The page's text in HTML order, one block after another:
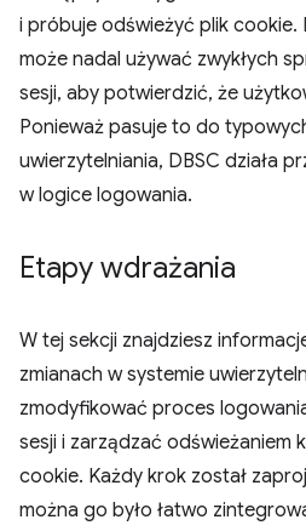
i próbuje odświeżyć plik cookie.
może nadal używać zwykłych
sesji, aby potwierdzić, że
Ponieważ pasuje to do
uwierzytelniania, DBSC działa
w logice logowania.
Etapy wdrażania
W tej sekcji znajdziesz
zmianach w systemie
zmodyfikować proces
sesji i zarządzać odświeżaniem
cookie. Każdy krok został
można go było łatwo